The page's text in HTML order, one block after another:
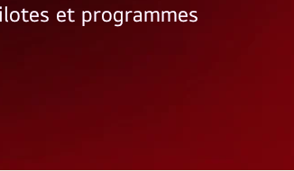
et programmes